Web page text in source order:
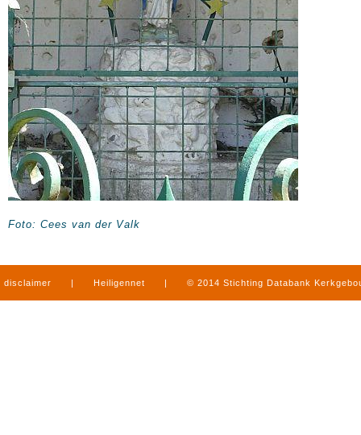
Foto: Cees van der Valk
disclaimer | Heiligennet | © 2014 Stichting Databank